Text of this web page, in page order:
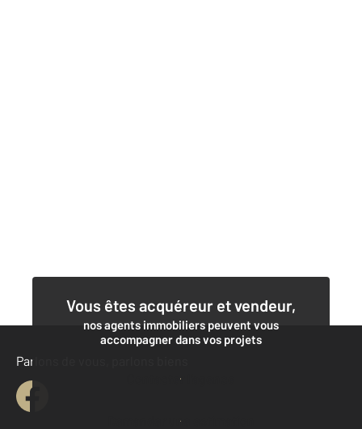
Vous êtes acquéreur et vendeur,
nos agents immobiliers peuvent vous
accompagner dans vos projets
Contacter l'agence
Demander une estimation
Parlons de vous, parlons biens